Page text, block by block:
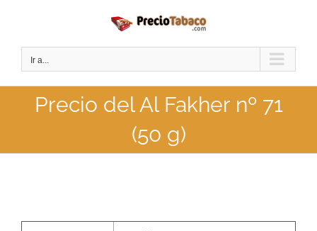
contenido
Ir a...
Precio del Al Fakher nº 71
(50 g)